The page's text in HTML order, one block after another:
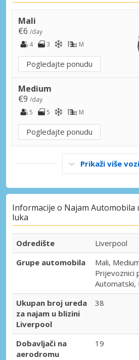
Mali
€6 /day
4
3 M
Pogledajte ponudu
Medium
€9 /day
5
5 M
Pogledajte ponudu
Prikaži više
Informacije o Najam Automobila
luka
Odredište
Liverpool
Grupe automobila
Mali,
Prijevoznici
Automatski,
Ukupan broj ureda
za najam u blizini
Liverpool
38
Dobavljači na
aerodromu
19